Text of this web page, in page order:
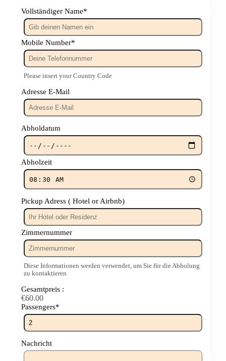
Vollständiger Name*
Mobile Number*
Please insert your Country Code
Adresse E-Mail
Abholdatum
Abholzeit
Pickup Adress ( Hotel or Airbnb)
Zimmernummer
Diese Informationen werden verwendet, um Sie für die Abholung
zu kontaktieren
Gesamtpreis :
€60.00
Passengers*
Nachricht